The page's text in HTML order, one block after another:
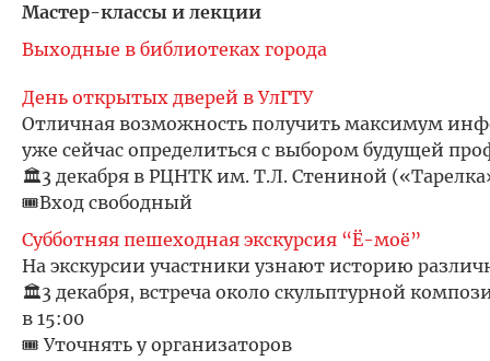
Мастер-классы и лекции
Выходные в библиотеках города
День открытых дверей в УлГТУ
Отличная возможность получить максимум
уже сейчас определиться с выбором будущей
🏛️3 декабря в РЦНТК им. Т.Л. Стениной
🎟️Вход свободный
Субботняя пешеходная экскурсия “Ё-моё”
На экскурсии участники узнают историю
🏛️3 декабря, встреча около скульптурной
в 15:00
🎟️ Уточнять у организаторов